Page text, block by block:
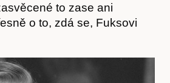
to zase ani
o to, zdá se, Fuksovi